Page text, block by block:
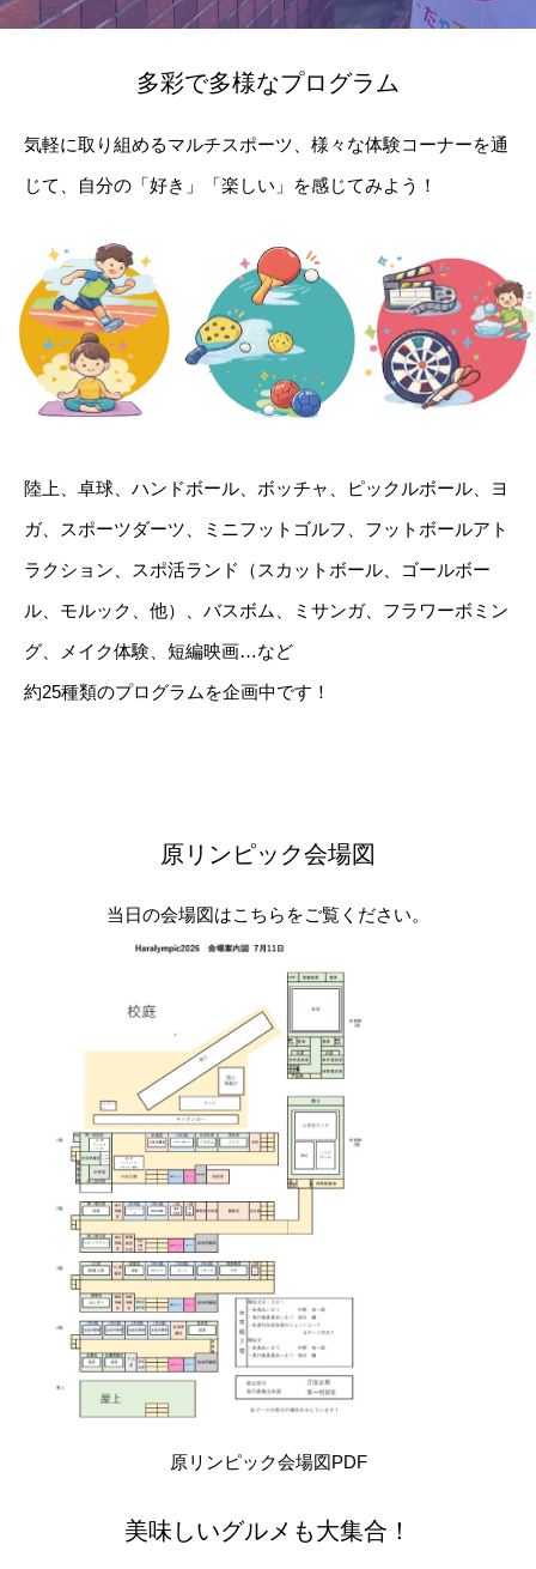
多彩で多様なプログラム
気軽に取り組めるマルチスポーツ、様々な体験コーナーを通
じて、自分の「好き」「楽しい」を感じてみよう！
陸上、卓球、ハンドボール、ボッチャ、ピックルボール、ヨ
ガ、スポーツダーツ、ミニフットゴルフ、フットボールアト
ラクション、スポ活ランド（スカットボール、ゴールボー
ル、モルック、他）、バスボム、ミサンガ、フラワーボミン
グ、メイク体験、短編映画…など
約25種類のプログラムを企画中です！
原リンピック会場図
当日の会場図はこちらをご覧ください。
原リンピック会場図PDF
美味しいグルメも大集合！